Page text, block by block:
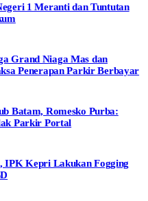
1 Meranti dan Tuntutan
Grand Niaga Mas dan
Penerapan Parkir Berbayar
Batam, Romesko Purba:
Parkir Portal
IPK Kepri Lakukan Fogging